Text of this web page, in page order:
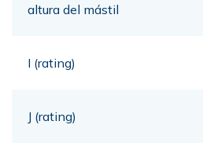
altura del mástil
I (rating)
J (rating)